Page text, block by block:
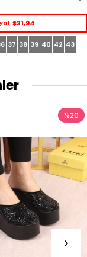
$31,94
37 38 39 40 42 43
%20